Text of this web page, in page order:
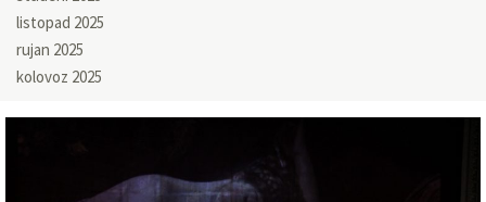
listopad 2025
rujan 2025
kolovoz 2025